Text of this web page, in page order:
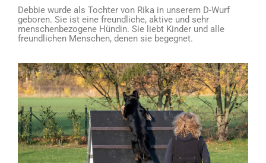
Debbie wurde als Tochter von Rika in unserem D-Wurf
geboren. Sie ist eine freundliche, aktive und sehr
menschenbezogene Hündin. Sie liebt Kinder und alle
freundlichen Menschen, denen sie begegnet.